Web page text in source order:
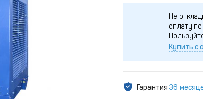
Не
оплату
Купить с
Гарантия 36